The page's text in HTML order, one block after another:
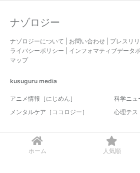
ホーム 人気順
ナゾロジー
ナゾロジーについて お問い合わせ プレスリ
ライバシーポリシー
インフォマティブデータ
マップ
kusuguru media
アニメ情報［にじめん］
科学ニュ
メンタルケア［ココロジー］
心理テス
© 2017-2026 nazology. all rights reserved.